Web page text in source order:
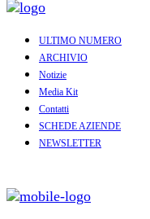
ULTIMO NUMERO
ARCHIVIO
Notizie
Media Kit
Contatti
SCHEDE AZIENDE
NEWSLETTER